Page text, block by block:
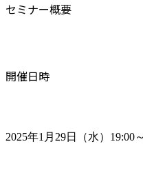
セミナー概要
開催日時
2025年1月29日（水）19:00